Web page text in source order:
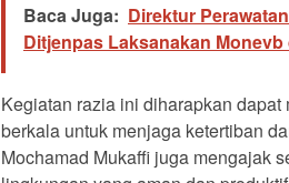
Baca Juga: Direktur
Ditjenpas Laksanakan
Kegiatan razia ini diharapkan
berkala untuk menjaga ketertiban
Mochamad Mukaffi juga mengajak